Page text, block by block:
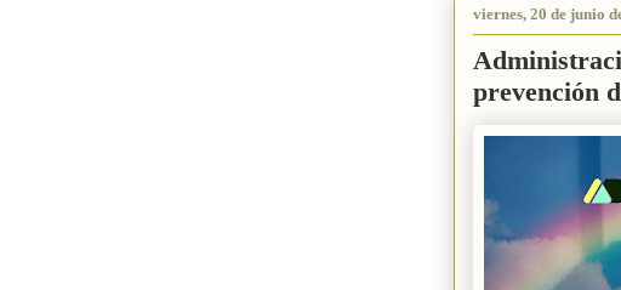
viernes, 20 de junio
prevención